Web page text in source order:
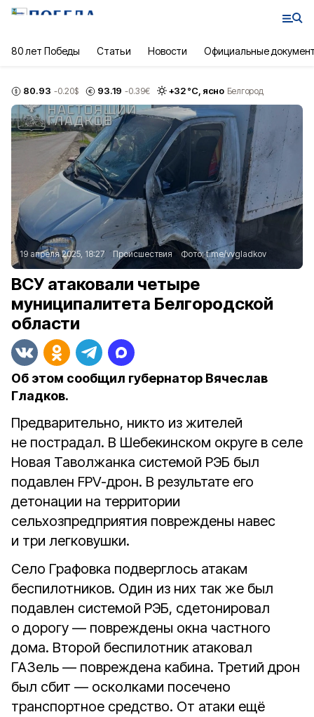
80 лет Победы Статьи Новости Официальные
80.93 -0.20$ 93.19 -0.39€ +32°С, ясно Белгород
19 апреля 2025, 18:27 Происшествия Фото:t.me/vvgladkov
ВСУ атаковали четыре
муниципалитета Белгородской
области
Об этом сообщил губернатор Вячеслав
Гладков.
Предварительно, никто из жителей
не пострадал. В Шебекинском округе в селе
Новая Таволжанка системой РЭБ был
подавлен FPV-дрон. В результате его
детонации на территории
сельхозпредприятия повреждены навес
и три легковушки.
Село Графовка подверглось атакам
беспилотников. Один из них так же был
подавлен системой РЭБ, сдетонировал
о дорогу — повреждены окна частного
дома. Второй беспилотник атаковал
ГАЗель — повреждена кабина. Третий дрон
был сбит — осколками посечено
транспортное средство. От атаки ещё